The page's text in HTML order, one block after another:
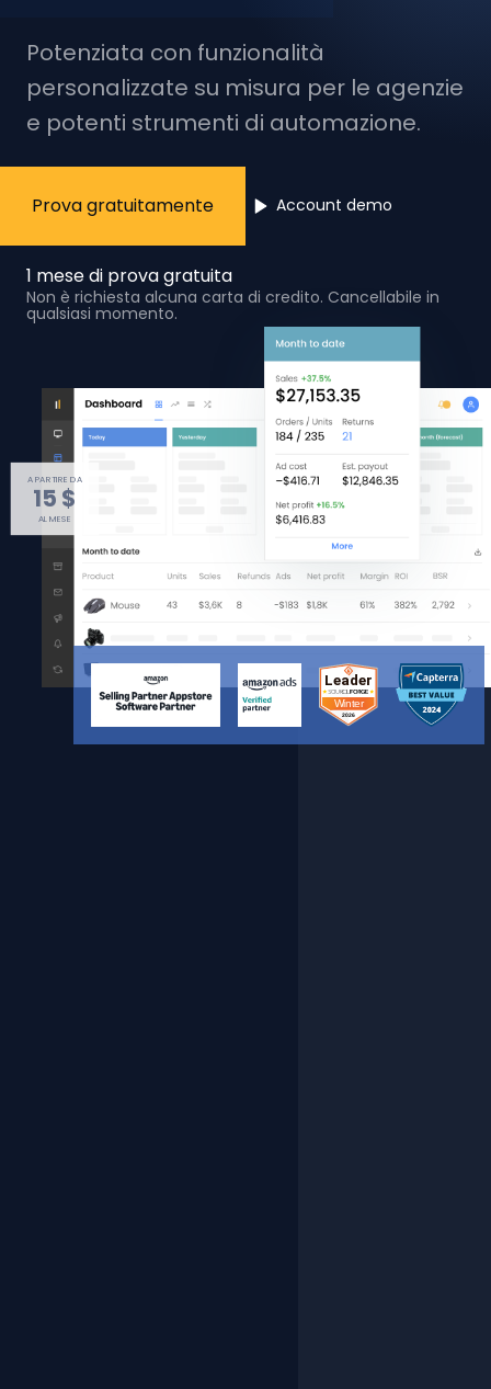
Potenziata con funzionalità
personalizzate su misura per le agenzie
e potenti strumenti di automazione.
Prova gratuitamente Account demo
1 mese di prova gratuita
Non è richiesta alcuna carta di credito. Cancellabile in
qualsiasi momento.
A PARTIRE DA
15 $
AL MESE